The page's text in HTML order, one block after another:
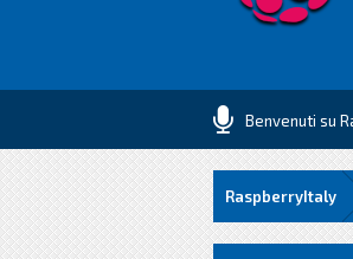
Benvenuti su
RaspberryItaly